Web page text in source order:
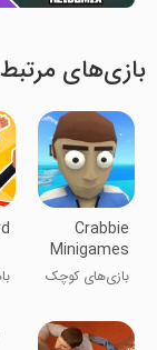
بازی‌های مرتبط
Crabbie
Minigames
بازی‌های کوچک